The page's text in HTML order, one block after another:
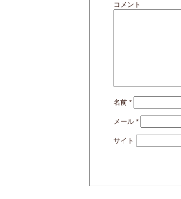
コメント
名前 *
メール *
サイト